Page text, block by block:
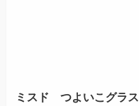
ミスド つよいこグラス